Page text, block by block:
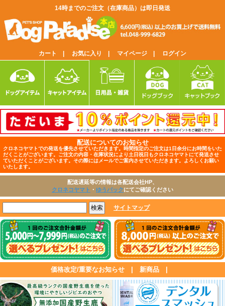
14時までのご注文（在庫商品）は即日発送
カート | お気に入り | マイページ | ログイン
配送についてのお知らせ
クロネコヤマトでの発送を優先させていただきます。時間指定のご注文は1日余分にお時間をいた
だくことがございます。ご注文の内容・在庫状況により土日祝日もクロネコヤマトにて発送させ
ていただくことがございます。その際にはメールでご案内させていただきます。よろしくお願い
いたします。
配送遅延等の情報は各配送会社HP、
クロネコヤマト ・ ゆうパックにてご確認ください
サイトマップ
価格改定/重要なお知らせ 新商品